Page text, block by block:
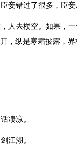
妾错过了很多，臣妾
人去楼空。如果，一
，纵是寒霜披露，
凄凉。
江湖。